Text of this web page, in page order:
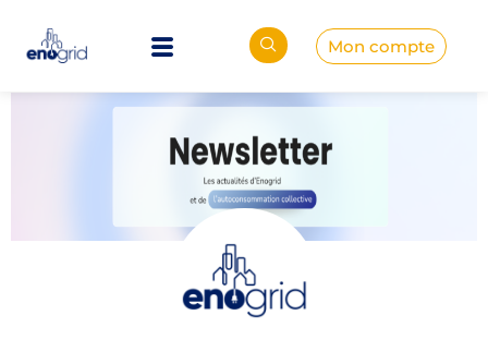
Mon compte